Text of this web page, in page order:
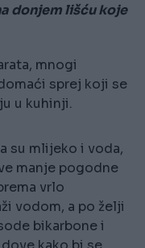
donjem lišću koje
mnogi
sprej koji se
u kuhinji.
su mlijeko i voda,
manje pogodne
vrlo
vodom, a po želji
bikarbone i